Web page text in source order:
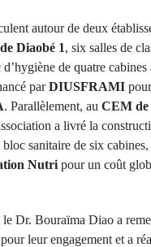
autour de deux
Diaobé 1, six salles de
de quatre cabines
parDIUSFRAMI
. Parallèlement, au CEM de
a livré la
bloc sanitaire de six
Nutri pour un coût
Dr. Bouraïma Diao a
leur engagement et a